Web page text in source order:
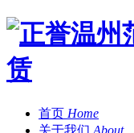
首页 Home
关于我们 About